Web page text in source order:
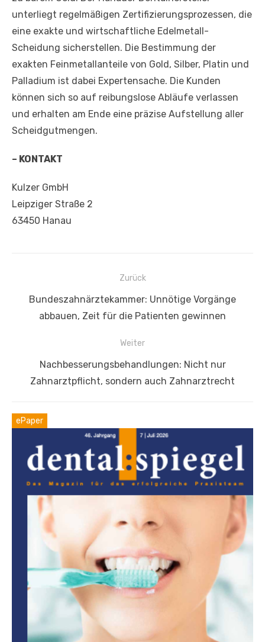
unterliegt regelmäßigen Zertifizierungsprozessen, die
eine exakte und wirtschaftliche Edelmetall-
Scheidung sicherstellen. Die Bestimmung der
exakten Feinmetallanteile von Gold, Silber, Platin und
Palladium ist dabei Expertensache. Die Kunden
können sich so auf reibungslose Abläufe verlassen
und erhalten am Ende eine präzise Aufstellung aller
Scheidgutmengen.
– KONTAKT
Kulzer GmbH
Leipziger Straße 2
63450 Hanau
Beitragsnavigation
Zurück
Vorheriger
Bundeszahnärztekammer: Unnötige Vorgänge
abbauen, Zeit für die Patienten gewinnen
Weiter
NächsterNachbesserungsbehandlungen: Nicht nur
Zahnarztpflicht, sondern auch Zahnarztrecht
ePaper